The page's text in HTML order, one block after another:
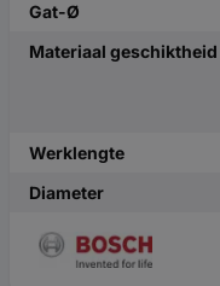
Gat-Ø
Materiaal geschiktheid
Werklengte
Diameter